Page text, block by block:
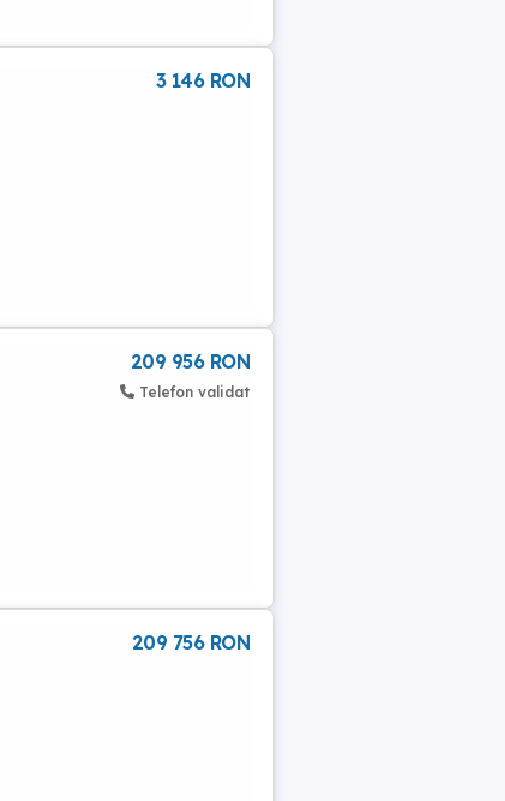
3 146 RON
209 956 RON
Telefon validat
209 756 RON